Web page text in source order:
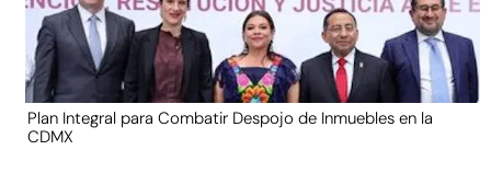
Plan Integral para Combatir Despojo de Inmuebles en la
CDMX